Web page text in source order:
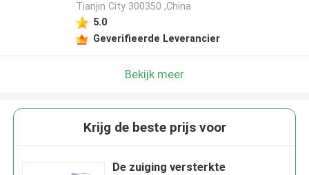
Tianjin City 300350 ,China
5.0
Geverifieerde Leverancier
Bekijk meer
Krijg de beste prijs voor
De zuiging versterkte